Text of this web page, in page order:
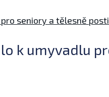
seniory a tělesně
k umyvadlu